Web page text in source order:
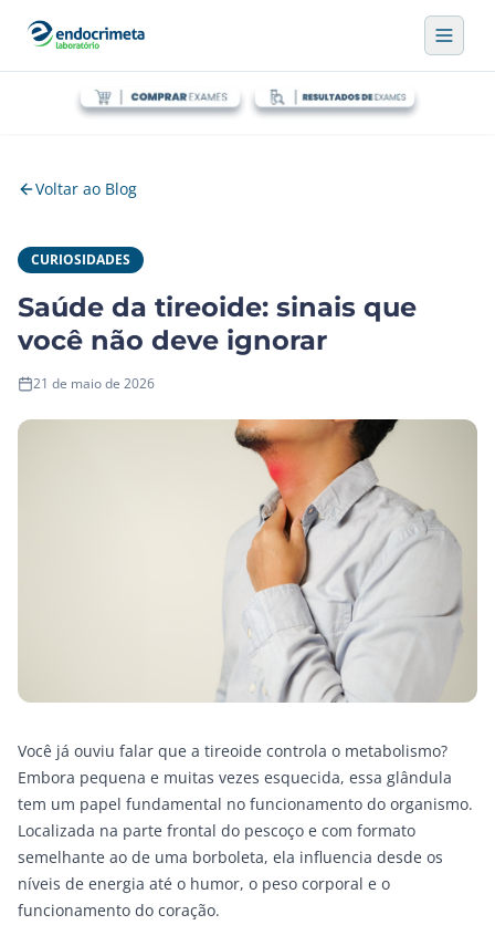
Voltar ao Blog
CURIOSIDADES
Saúde da tireoide: sinais que
você não deve ignorar
21 de maio de 2026
Você já ouviu falar que a tireoide controla o metabolismo?
Embora pequena e muitas vezes esquecida, essa glândula
tem um papel fundamental no funcionamento do organismo.
Localizada na parte frontal do pescoço e com formato
semelhante ao de uma borboleta, ela influencia desde os
níveis de energia até o humor, o peso corporal e o
funcionamento do coração.